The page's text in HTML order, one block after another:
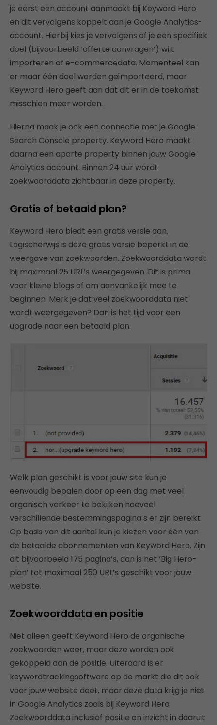
je eerst een account aanmaakt bij Keyword Hero
en dit vervolgens koppelt aan je Google Analytics-
account. Hierbij kies je vervolgens of je een specifiek
doel (bijvoorbeeld ‘offerte aanvragen’) wilt
importeren of e-commercedata. Momenteel kan
er maar één doel worden geïmporteerd, maar
Keyword Hero geeft aan dat dit er in de toekomst
misschien meer worden.
Hierna maak je ook een connectie met je Google
Search Console property. Keyword Hero maakt
daarna een aparte property binnen jouw Google
Analytics account. Binnen 24 uur wordt
zoekwoorddata zichtbaar in deze property.
Gratis of betaald plan?
Keyword Hero biedt een gratis versie aan.
Logischerwijs is deze gratis versie beperkt in de
weergave van zoekwoorden. Zoekwoorddata wordt
bij maximaal 25 URL’s weergegeven. Dit is prima
voor kleine blogs of om aanvankelijk mee te
beginnen. Merk je dat veel zoekwoorddata niet
wordt weergegeven? Dan is het tijd voor een
upgrade naar een betaald plan.
Welk plan geschikt is voor jouw site kun je
eenvoudig bepalen door op een dag met veel
organisch verkeer te bekijken hoeveel
verschillende bestemmingspagina’s er zijn bereikt.
Op basis van dit aantal kun je kiezen voor één van
de betaalde abonnementen van Keyword Hero. Zijn
dit bijvoorbeeld 175 pagina’s, dan is het ‘Big Hero-
plan’ tot maximaal 250 URL’s geschikt voor jouw
website.
Zoekwoorddata en positie
Niet alleen geeft Keyword Hero de organische
zoekwoorden weer, maar deze worden ook
gekoppeld aan de positie. Uiteraard is er
keywordtrackingsoftware op de markt die dit ook
voor jouw website doet, maar deze data krijg je niet
in Google Analytics zoals bij Keyword Hero.
Zoekwoorddata inclusief positie en inzicht in daaruit